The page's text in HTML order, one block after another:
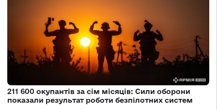
211 600 окупантів за сім місяців: Сили оборони
показали результат роботи безпілотних систем